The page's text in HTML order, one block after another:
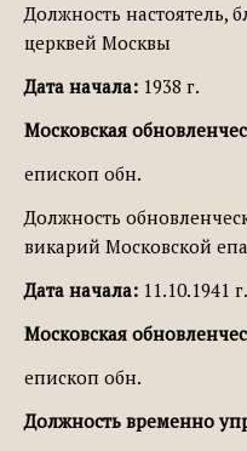
Должность настоятель,
церквей Москвы
Дата начала: 1938 г.
Московская
епископ обн.
Должность
викарий Московской
Дата начала: 11.10.1941 г.
Московская
епископ обн.
Должность временно